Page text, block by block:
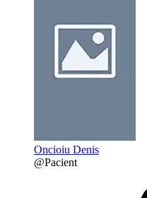
Oncioiu Denis
@Pacient